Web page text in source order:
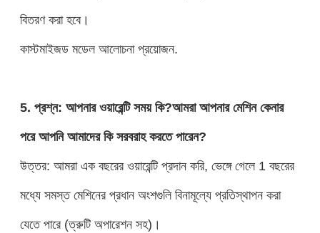
বিতরণ করা হবে।
কাস্টমাইজড মডেল আলোচনা প্রয়োজন.
5. প্রশ্ন: আপনার ওয়ারেন্টি সময় কি?আমরা আপনার মেশিন কেনার
পরে আপনি আমাদের কি সরবরাহ করতে পারেন?
উত্তর: আমরা এক বছরের ওয়ারেন্টি প্রদান করি, ভেঙ্গে গেলে 1 বছরের
মধ্যে সমস্ত মেশিনের প্রধান অংশগুলি বিনামূল্যে প্রতিস্থাপন করা
যেতে পারে (ত্রুটি অপারেশন সহ)।